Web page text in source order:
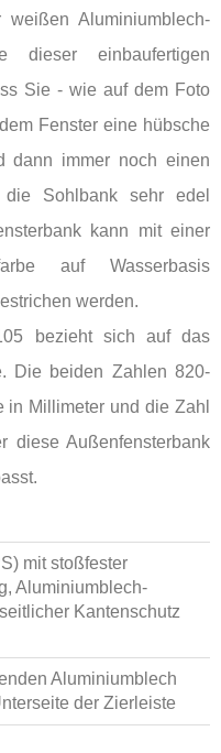
Aluminiumblech-
dieser einbaufertigen
Sie - wie auf dem Foto
Fenster eine hübsche
dann immer noch einen
Sohlbank sehr edel
kann mit einer
auf Wasserbasis
werden.
bezieht sich auf das
Die beiden Zahlen 820-
Millimeter und die Zahl
diese Außenfensterbank
mit stoßfester
Aluminiumblech-
Kantenschutz
Aluminiumblech
der Zierleiste